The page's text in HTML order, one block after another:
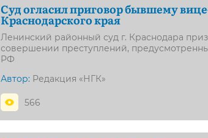
Суд огласил приговор бывшему
Краснодарского края
Ленинский районный суд г. Краснодара
совершении преступлений, предусмотренных
РФ
Автор: Редакция «НГК»
566